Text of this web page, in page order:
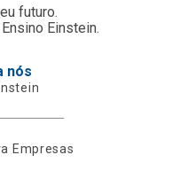
futuro.
Einstein.
nós
Empresas